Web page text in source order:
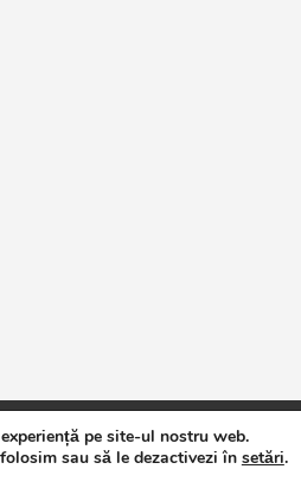
Theme Horse Proudly Powered by:
pe site-ul nostru web.
sau să le dezactivezi în setări.